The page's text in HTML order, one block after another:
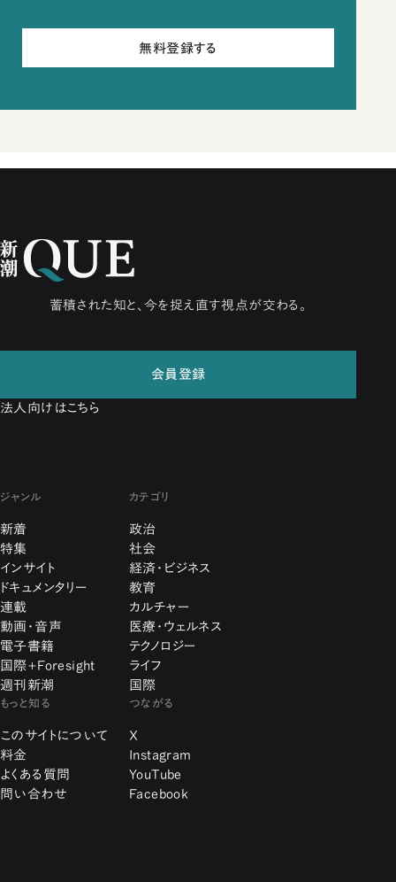
無料登録する
蓄積された知と、今を捉え直す視点が交わる。
会員登録
法人向けはこちら
ジャンル
新着
特集
インサイト
ドキュメンタリー
連載
動画・音声
電子書籍
国際+Foresight
週刊新潮
カテゴリ
政治
社会
経済・ビジネス
教育
カルチャー
医療・ウェルネス
テクノロジー
ライフ
国際
もっと知る
このサイトについて
料金
よくある質問
問い合わせ
つながる
X
Instagram
YouTube
Facebook